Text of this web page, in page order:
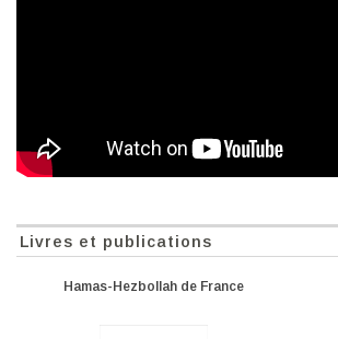
Livres et publications
Hamas-Hezbollah de France